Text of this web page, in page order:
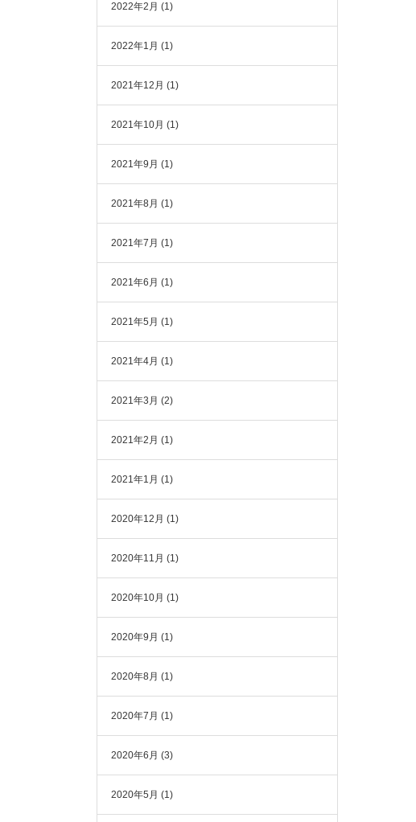
2022年2月 (1)
2022年1月 (1)
2021年12月 (1)
2021年10月 (1)
2021年9月 (1)
2021年8月 (1)
2021年7月 (1)
2021年6月 (1)
2021年5月 (1)
2021年4月 (1)
2021年3月 (2)
2021年2月 (1)
2021年1月 (1)
2020年12月 (1)
2020年11月 (1)
2020年10月 (1)
2020年9月 (1)
2020年8月 (1)
2020年7月 (1)
2020年6月 (3)
2020年5月 (1)